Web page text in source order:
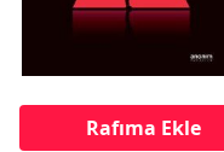
Rafıma Ekle